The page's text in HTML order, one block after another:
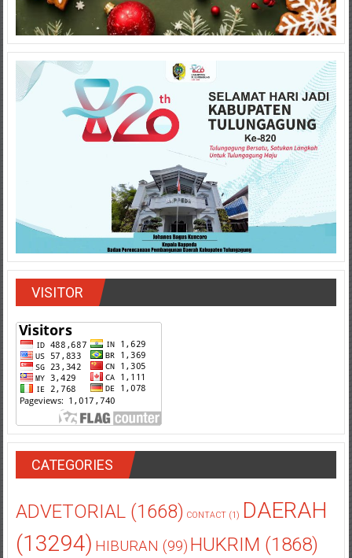
VISITOR
CATEGORIES
ADVETORIAL(1668) CONTACT(1) DAERAH
(13294) HIBURAN (99) HUKRIM (1868)